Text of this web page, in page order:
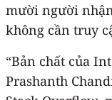
mười người
không cần truy
“Bản chất của
Prashanth